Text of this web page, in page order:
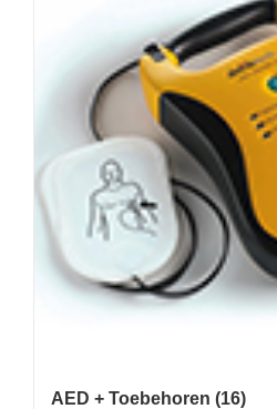
AED + Toebehoren (16)